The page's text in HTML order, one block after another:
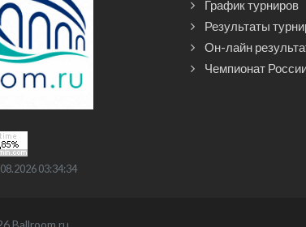
03:34:34
График турниров
Результаты
Он-лайн
Чемпионат